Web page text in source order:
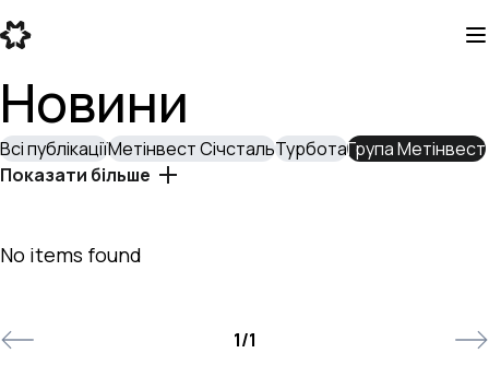
Новини
Всі публікаціїМетінвест СічстальТурботаГрупа Метінвест
Показати більше
No items found
1/1